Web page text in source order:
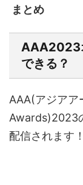
まとめ
AAA2023
できる？
AAA(アジアア
Awards)2023
配信されます！